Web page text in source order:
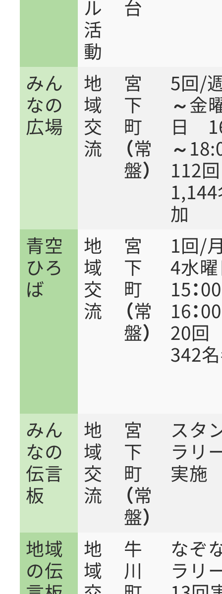
ル
活
動
台
みん
なの
広場
地
域
交
流
宮
下
町
（常
盤）
5回/
～金
日
～
112
加
青空
ひろ
ば
地
域
交
流
宮
下
町
（常
盤）
1回/
4水
15：
16：
20
342
みん
なの
伝言
板
地
域
交
流
宮
下
町
（常
盤）
スタ
ラリ
実施
地域
の伝
地
域
牛
川
なぞ
ラ